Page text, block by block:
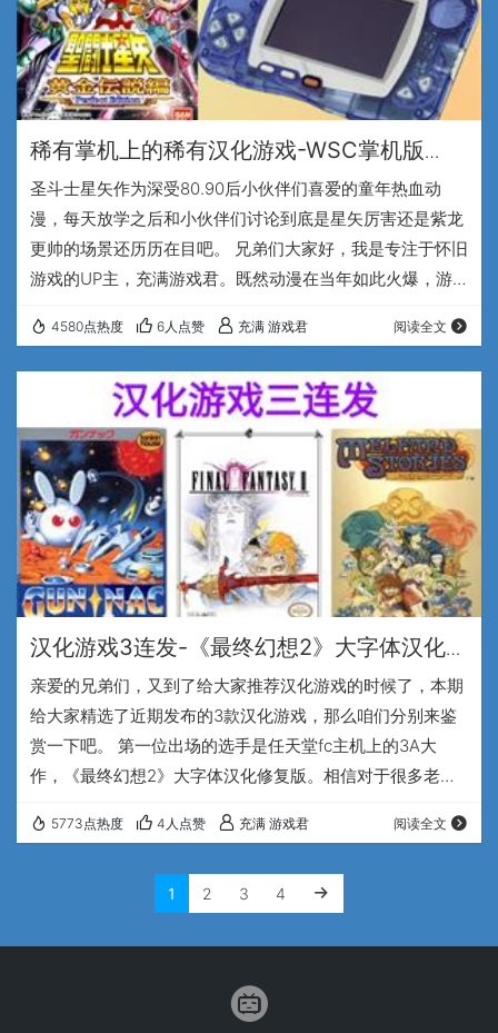
稀有掌机上的稀有汉化游戏-WSC掌机版
《圣斗士星矢:黄金传说篇》汉化版
圣斗士星矢作为深受80.90后小伙伴们喜爱的童年热血动
漫，每天放学之后和小伙伴们讨论到底是星矢厉害还是紫龙
更帅的场景还历历在目吧。 兄弟们大家好，我是专注于怀旧
游戏的UP主，充满游戏君。既然动漫在当年如此火爆，游
应运而生了，1988年,万代在fc平台上发售了广为大家所喜
爱的圣斗士星矢:黄金传说完结篇，这部作品可以说几乎榨干
了fc主机的性能，从而广受玩家们的好评。 不过嘛，其实还
有另外一部圣斗士星矢游戏，不论是在画面表现，音乐音
效，战斗系统还是操作手感上，都完胜f…
4580点热度 6人点赞 充满 游戏君 阅读全文
汉化游戏3连发-《最终幻想2》大字体汉化修
复版、《加纳战机》简体中文汉化版、《美
法兰传说》简体中文汉化版
亲爱的兄弟们，又到了给大家推荐汉化游戏的时候了，本期
给大家精选了近期发布的3款汉化游戏，那么咱们分别来鉴
赏一下吧。 第一位出场的选手是任天堂fc主机上的3A大
作，《最终幻想2》大字体汉化修复版。相信对于很多老玩
设备了吧，小霸王其乐无穷啊，这句广告语，在90年代那可
主机平台上的7代8代或者9代开始初次接触的，这几代大火
5773点热度 4人点赞 充满 游戏君 阅读全文
1 2 3 4